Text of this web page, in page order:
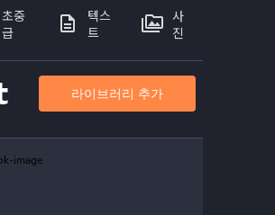
초중
급
텍스
트
사
진
라이브러리 추가